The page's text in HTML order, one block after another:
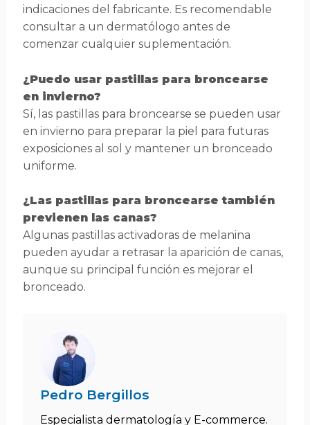
indicaciones del fabricante. Es recomendable
consultar a un dermatólogo antes de
comenzar cualquier suplementación.
¿Puedo usar pastillas para broncearse
en invierno?
Sí, las pastillas para broncearse se pueden usar
en invierno para preparar la piel para futuras
exposiciones al sol y mantener un bronceado
uniforme.
¿Las pastillas para broncearse también
previenen las canas?
Algunas pastillas activadoras de melanina
pueden ayudar a retrasar la aparición de canas,
aunque su principal función es mejorar el
bronceado.
Pedro Bergillos
Especialista dermatología y E-commerce.